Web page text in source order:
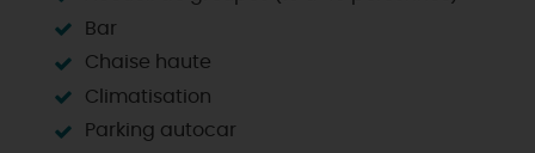
Bar
Chaise haute
Climatisation
Parking autocar